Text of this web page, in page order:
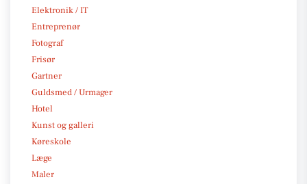
Elektronik / IT
Entreprenør
Fotograf
Frisør
Gartner
Guldsmed / Urmager
Hotel
Kunst og galleri
Køreskole
Læge
Maler